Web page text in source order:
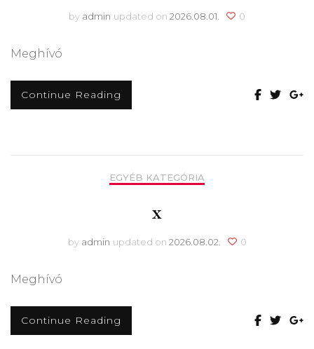
by admin updated on 2026.08.01. 0
Meghívó
Continue Reading
EGYÉB KATEGÓRIA
x
by admin updated on 2026.08.02. 0
Meghívó
Continue Reading